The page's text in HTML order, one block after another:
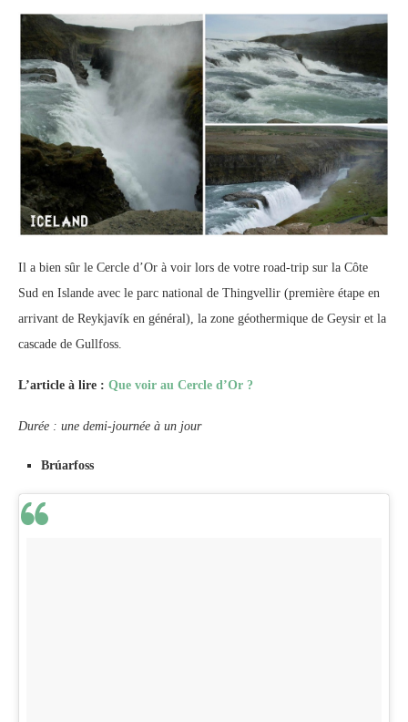
Il a bien sûr le Cercle d’Or à voir lors de votre road-trip sur la Côte
Sud en Islande avec le parc national de Thingvellir (première étape en
arrivant de Reykjavík en général), la zone géothermique de Geysir et la
cascade de Gullfoss.
L’article à lire : Que voir au Cercle d’Or ?
Durée : une demi-journée à un jour
Brúarfoss